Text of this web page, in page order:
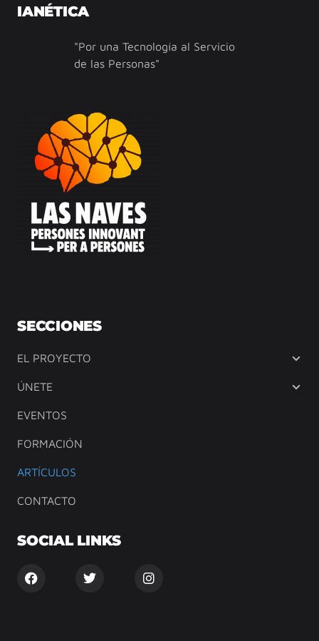
IANÉTICA
"Por una Tecnología al Servicio
de las Personas"
SECCIONES
EL PROYECTO
ÚNETE
EVENTOS
FORMACIÓN
ARTÍCULOS
CONTACTO
SOCIAL LINKS